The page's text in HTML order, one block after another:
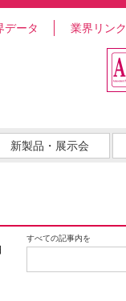
データ 業界リンク
新製品・展示会
すべての記事内を